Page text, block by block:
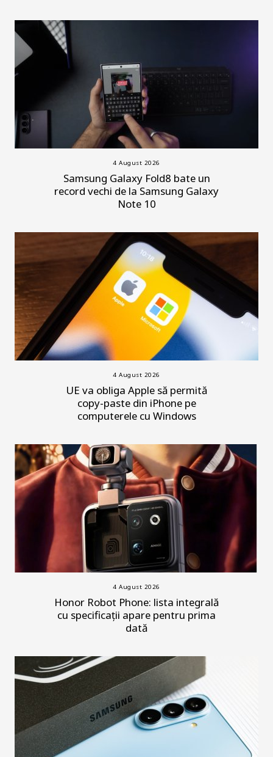
4 August 2026
Samsung Galaxy Fold8 bate un
record vechi de la Samsung Galaxy
Note 10
4 August 2026
UE va obliga Apple să permită
copy-paste din iPhone pe
computerele cu Windows
4 August 2026
Honor Robot Phone: lista integrală
cu specificații apare pentru prima
dată